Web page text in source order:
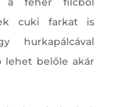
cuki farkat is
hurkapálcával
lehet belőle akár